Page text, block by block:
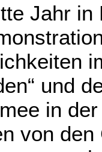
Jahr
und
in
von